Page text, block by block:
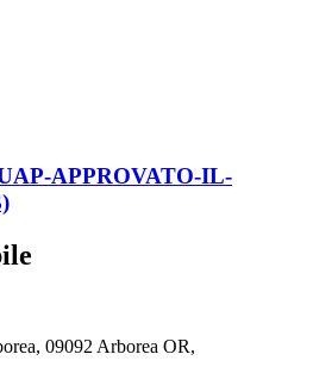
APPROVATO-IL-
09092 Arborea OR,